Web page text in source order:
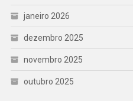
janeiro 2026
dezembro 2025
novembro 2025
outubro 2025